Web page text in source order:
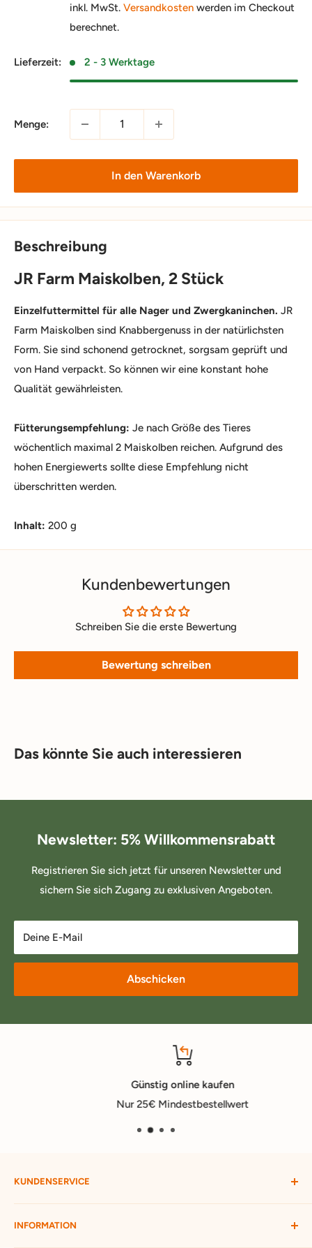
inkl. MwSt. Versandkosten werden im Checkout
berechnet.
Lieferzeit: 2 - 3 Werktage
Menge:
In den Warenkorb
Beschreibung
JR Farm Maiskolben, 2 Stück
Einzelfuttermittel für alle Nager und Zwergkaninchen. JR
Farm Maiskolben sind Knabbergenuss in der natürlichsten
Form. Sie sind schonend getrocknet, sorgsam geprüft und
von Hand verpackt. So können wir eine konstant hohe
Qualität gewährleisten.
Fütterungsempfehlung: Je nach Größe des Tieres
wöchentlich maximal 2 Maiskolben reichen. Aufgrund des
hohen Energiewerts sollte diese Empfehlung nicht
überschritten werden.
Inhalt: 200 g
Kundenbewertungen
Schreiben Sie die erste Bewertung
Bewertung schreiben
Das könnte Sie auch interessieren
Newsletter: 5% Willkommensrabatt
Registrieren Sie sich jetzt für unseren Newsletter und
sichern Sie sich Zugang zu exklusiven Angeboten.
Deine E-Mail
Abschicken
Günstig online kaufen
Nur 25€ Mindestbestellwert
KUNDENSERVICE
Mein Konto
Widerruf starten
INFORMATION